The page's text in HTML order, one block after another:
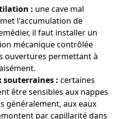
: une cave mal
l'accumulation de
il faut installer un
mécanique contrôlée
ouvertures permettant à
souterraines : certaines
être sensibles aux nappes
généralement, aux eaux
par capillarité dans